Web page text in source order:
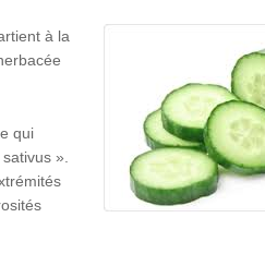
à la
qui
».